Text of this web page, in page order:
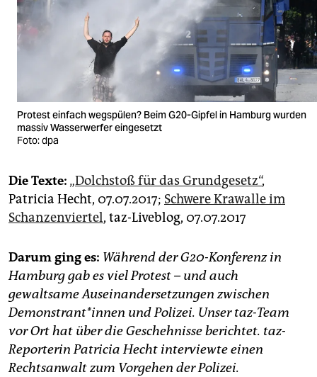
Protest einfach wegspülen? Beim G20-Gipfel in Hamburg wurden
massiv Wasserwerfer eingesetzt
Foto: dpa
Die Texte: „Dolchstoß für das Grundgesetz“,
Patricia Hecht, 07.07.2017; Schwere Krawalle im
Schanzenviertel, taz-Liveblog, 07.07.2017
Darum ging es: Während der G20-Konferenz in
Hamburg gab es viel Protest – und auch
gewaltsame Auseinandersetzungen zwischen
Demonstrant*innen und Polizei. Unser taz-Team
vor Ort hat über die Geschehnisse berichtet. taz-
Reporterin Patricia Hecht interviewte einen
Rechtsanwalt zum Vorgehen der Polizei.